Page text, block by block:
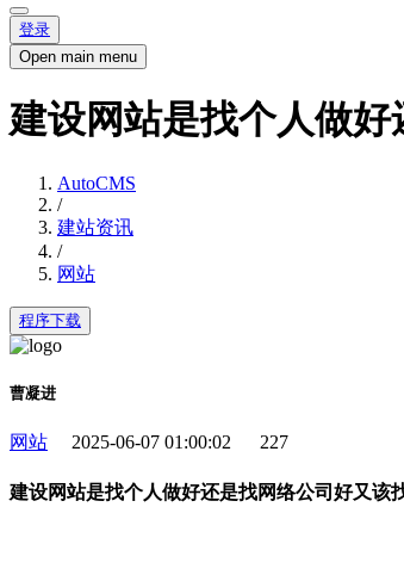
登录
Open main menu
建设网站是找个人做
AutoCMS
/
建站资讯
/
网站
程序下载
曹凝进
网站 2025-06-07 01:00:02 227
建设网站是找个人做好还是找网络公司好又该